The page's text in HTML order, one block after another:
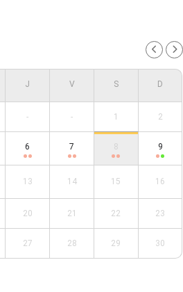
- - 1 2
6 7 8 9
13 14 15 16
20 21 22 23
27 28 29 30